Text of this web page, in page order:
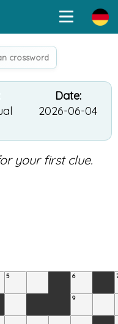
crossword
Date:
2026-06-04
your first clue.
5 6
9